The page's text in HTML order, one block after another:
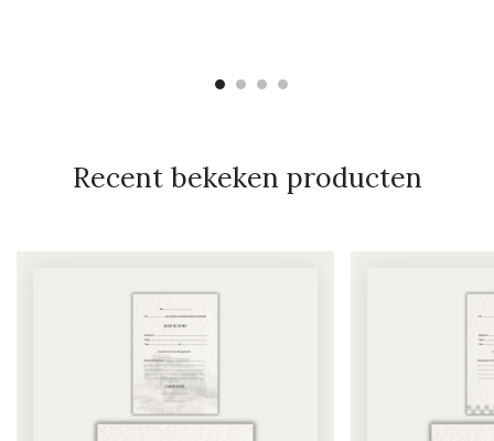
Recent bekeken producten